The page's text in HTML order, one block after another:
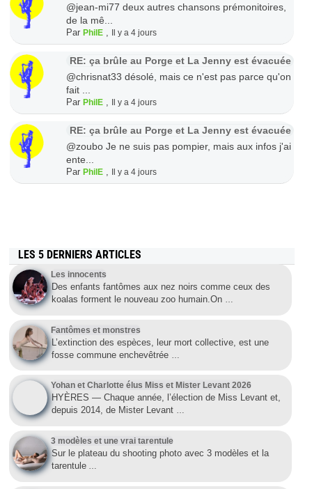
@jean-mi77 deux autres chansons prémonitoires,
de la mê...
ParPhilE Il y a 4 jours
RE: ça brûle au Porge et La Jenny est évacuée
@chrisnat33 désolé, mais ce n'est pas parce qu'on
fait ...
ParPhilE Il y a 4 jours
RE: ça brûle au Porge et La Jenny est évacuée
@zoubo Je ne suis pas pompier, mais aux infos j'ai
ente...
ParPhilE Il y a 4 jours
LES 5 DERNIERS ARTICLES
Les innocents
Des enfants fantômes aux nez noirs comme ceux des
koalas forment le nouveau zoo humain.On …
Fantômes et monstres
L’extinction des espèces, leur mort collective, est une
fosse commune enchevêtrée
Yohan et Charlotte élus Miss et Mister Levant 2026
HYÈRES — Chaque année, l’élection de Miss Levant et,
depuis 2014, de Mister Levant …
3 modèles et une vrai tarentule
Sur le plateau du shooting photo avec 3 modèles et la
tarentule…